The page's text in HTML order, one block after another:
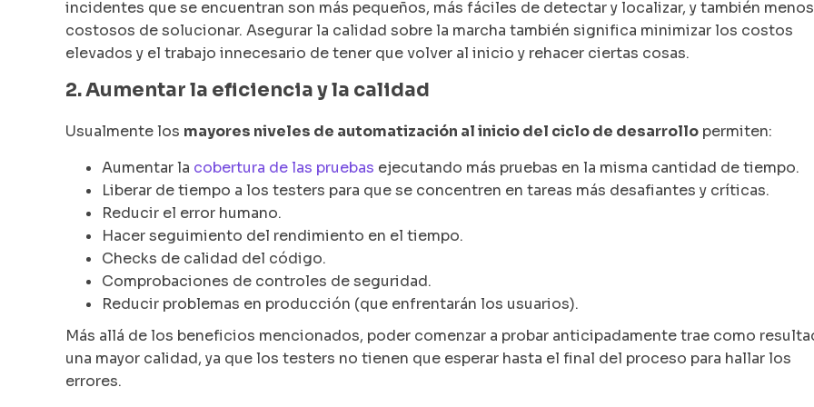
incidentes que se encuentran son más pequeños, más fáciles de detectar y localizar, y también menos
costosos de solucionar. Asegurar la calidad sobre la marcha también significa minimizar los costos
elevados y el trabajo innecesario de tener que volver al inicio y rehacer ciertas cosas.
2. Aumentar la eficiencia y la calidad
Usualmente los mayores niveles de automatización al inicio del ciclo de desarrollo permiten:
Aumentar la cobertura de las pruebas ejecutando más pruebas en la misma cantidad de tiempo.
Liberar de tiempo a los testers para que se concentren en tareas más desafiantes y críticas.
Reducir el error humano.
Hacer seguimiento del rendimiento en el tiempo.
Checks de calidad del código.
Comprobaciones de controles de seguridad.
Reducir problemas en producción (que enfrentarán los usuarios).
Más allá de los beneficios mencionados, poder comenzar a probar anticipadamente trae como
una mayor calidad, ya que los testers no tienen que esperar hasta el final del proceso para hallar los
errores.